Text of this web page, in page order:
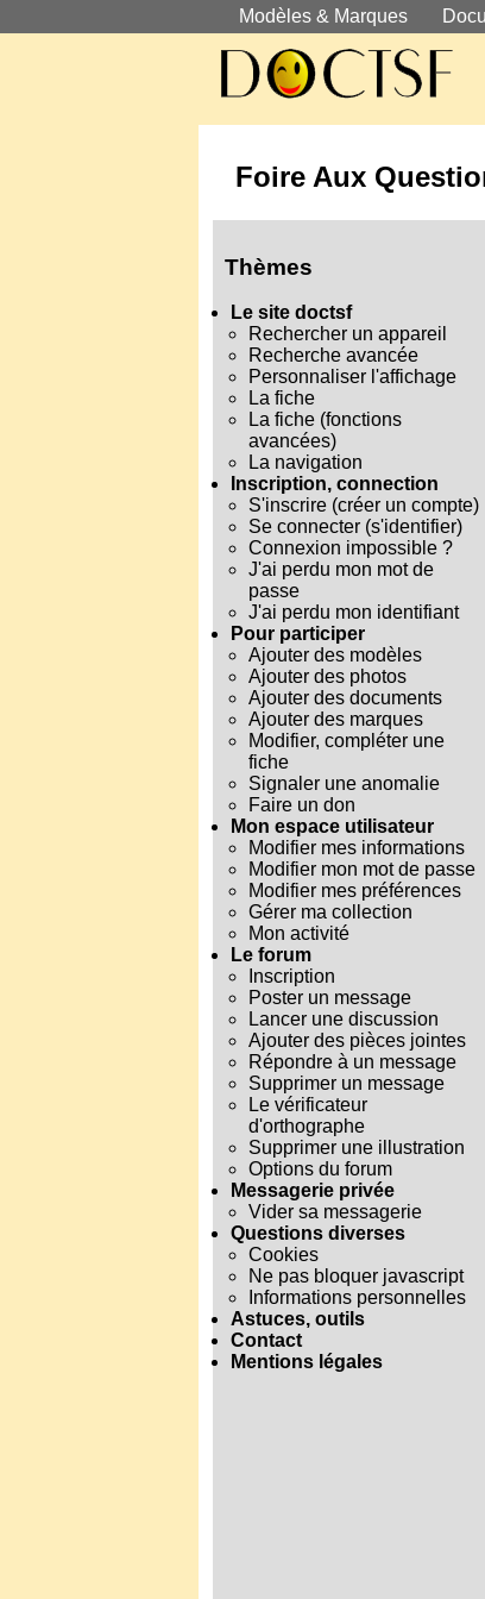
Modèles & Marques
Foire Aux
Thèmes
Le site doctsf
Rechercher un appareil
Recherche avancée
Personnaliser l'affichage
La fiche
La fiche (fonctions
avancées)
La navigation
Inscription, connection
S'inscrire (créer un compte)
Se connecter (s'identifier)
Connexion impossible ?
J'ai perdu mon mot de
passe
J'ai perdu mon identifiant
Pour participer
Ajouter des modèles
Ajouter des photos
Ajouter des documents
Ajouter des marques
Modifier, compléter une
fiche
Signaler une anomalie
Faire un don
Mon espace utilisateur
Modifier mes informations
Modifier mon mot de passe
Modifier mes préférences
Gérer ma collection
Mon activité
Le forum
Inscription
Poster un message
Lancer une discussion
Ajouter des pièces jointes
Répondre à un message
Supprimer un message
Le vérificateur
d'orthographe
Supprimer une illustration
Options du forum
Messagerie privée
Vider sa messagerie
Questions diverses
Cookies
Ne pas bloquer javascript
Informations personnelles
Astuces, outils
Contact
Mentions légales